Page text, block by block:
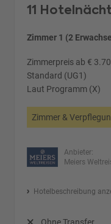
11
Zimmer 1 (2
Zimmerpreis ab €
Standard (UG1)
Laut Programm (X)
Zimmer &
Anbieter:
Meiers
Hotelbeschreibung